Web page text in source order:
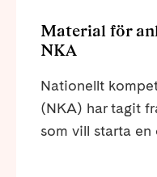
Material för
NKA
Nationellt
(NKA) har tagit
som vill starta en